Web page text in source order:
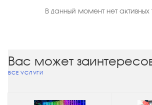
В данный момент нет активных
Вас может
ВСЕ УСЛУГИ